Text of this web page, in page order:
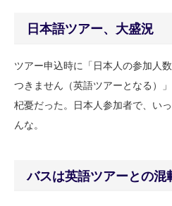
日本語ツアー、大盛況
ツアー申込時に「日本人の参加人
つきません（英語ツアーとなる）
杞憂だった。日本人参加者で、い
んな。
バスは英語ツアーとの混